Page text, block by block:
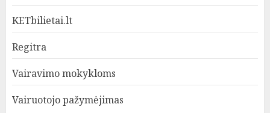
KETbilietai.lt
Regitra
Vairavimo mokykloms
Vairuotojo pažymėjimas